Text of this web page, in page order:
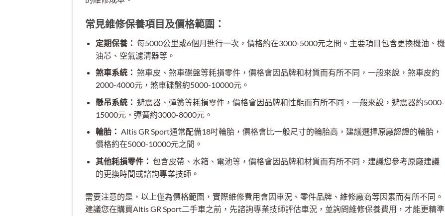
常見維修保養項目及價格範圍：
定期保養： 每5000公里或6個月進行一次，價格約在3000-5000元之間。主要項目包含更換機油、機
油芯、空氣濾清器等。
煞車系統： 煞車皮、煞車碟盤等耗損零件，價格會因品牌和材質而有所不同，一般來說，煞車皮約
2000-4000元，煞車碟盤約5000-10000元。
懸吊系統： 避震器、彈簧等耗損零件，價格會因品牌和性能而有所不同，一般來說，避震器約5000-
15000元，彈簧約3000-8000元。
輪胎： Altis GR Sport通常配備18吋輪胎，價格會比一般尺寸的輪胎高，建議選擇原廠認證的輪胎，
價格約在5000-10000元之間。
其他耗損零件： 包含皮帶、水箱、電池等，價格會因品牌和材質而有所不同，建議您參考原廠建議
的更換時間或諮詢專業技師。
需要注意的是，以上僅為價格範圍，實際維修費用會因車況、零件品牌、維修廠商等因素而有所不同。
建議您在購買Altis GR Sport二手車之前，先諮詢專業技師評估車況，並詢問維修保養費用，才能更精準